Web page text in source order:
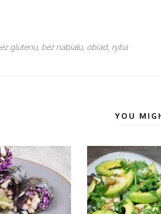
glutenu, bez nabiału, obiad, ryba
YOU